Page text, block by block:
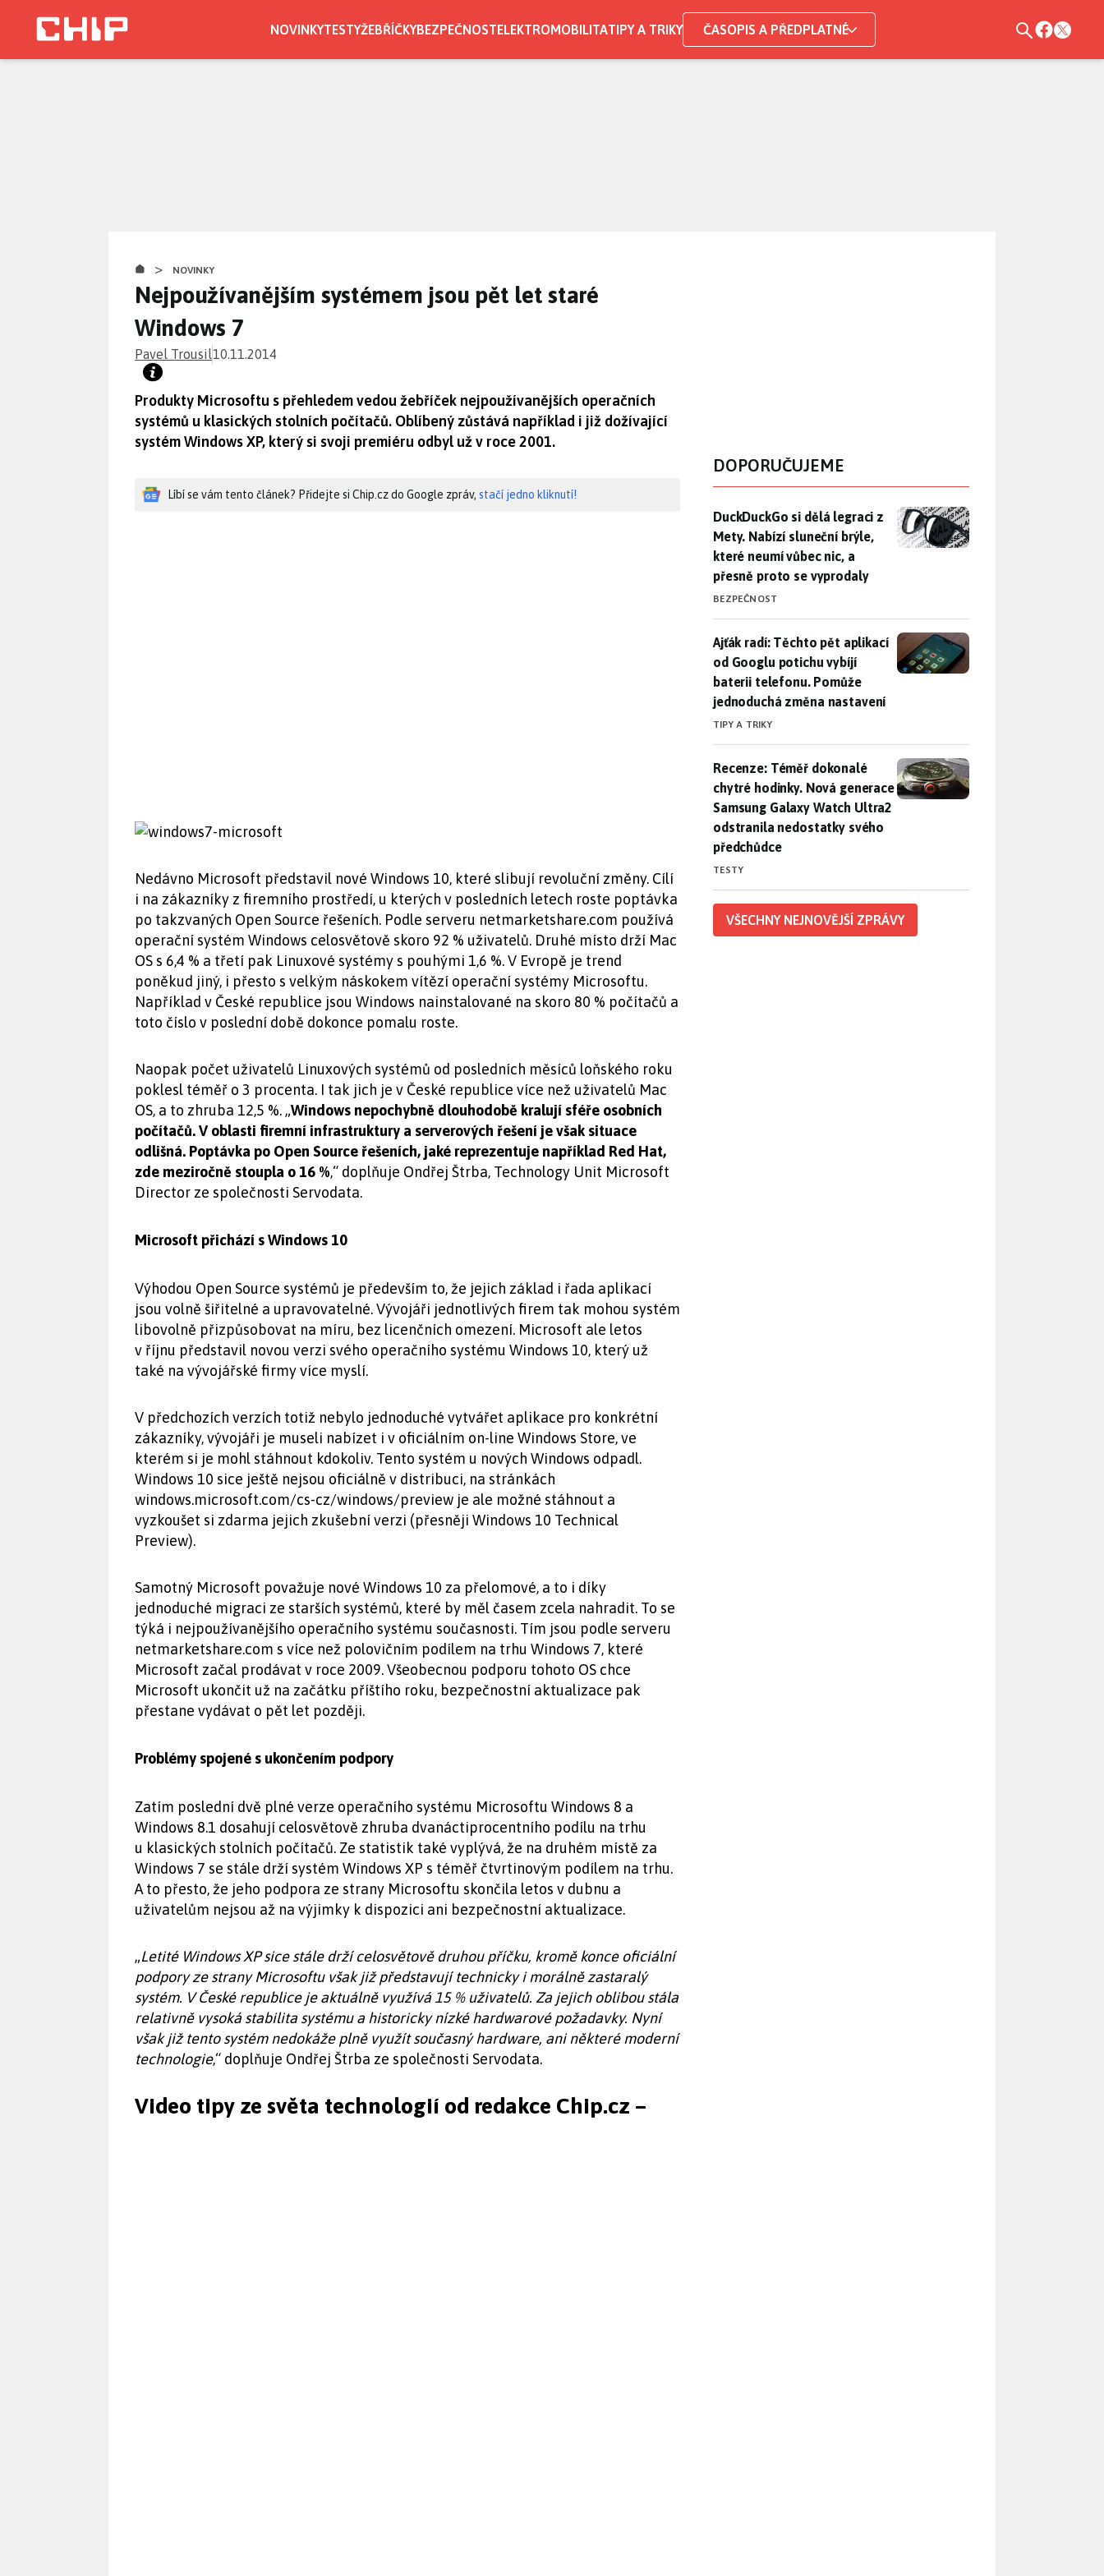
NOVINKYTESTYŽEBŘÍČKYBEZPEČNOSTELEKTROMOBILITATIPY A TRIKY ČASOPIS A PŘEDPLATNÉ
> NOVINKY
Nejpoužívanějším systémem jsou pět let staré
Windows 7
Pavel Trousil10.11.2014
Produkty Microsoftu s přehledem vedou žebříček nejpoužívanějších operačních
systémů u klasických stolních počítačů. Oblíbený zůstává například i již dožívající
systém Windows XP, který si svoji premiéru odbyl už v roce 2001.
Líbí se vám tento článek? Přidejte si Chip.cz do Google zpráv, stačí jedno kliknutí!
Nedávno Microsoft představil nové Windows 10, které slibují revoluční změny. Cílí
i na zákazníky z firemního prostředí, u kterých v posledních letech roste poptávka
po takzvaných Open Source řešeních. Podle serveru netmarketshare.com používá
operační systém Windows celosvětově skoro 92 % uživatelů. Druhé místo drží Mac
OS s 6,4 % a třetí pak Linuxové systémy s pouhými 1,6 %. V Evropě je trend
poněkud jiný, i přesto s velkým náskokem vítězí operační systémy Microsoftu.
Například v České republice jsou Windows nainstalované na skoro 80 % počítačů a
toto číslo v poslední době dokonce pomalu roste.
Naopak počet uživatelů Linuxových systémů od posledních měsíců loňského roku
poklesl téměř o 3 procenta. I tak jich je v České republice více než uživatelů Mac
OS, a to zhruba 12,5 %. „Windows nepochybně dlouhodobě kralují sféře osobních
počítačů. V oblasti firemní infrastruktury a serverových řešení je však situace
odlišná. Poptávka po Open Source řešeních, jaké reprezentuje například Red Hat,
zde meziročně stoupla o 16 %,“ doplňuje Ondřej Štrba, Technology Unit Microsoft
Director ze společnosti Servodata.
Microsoft přichází s Windows 10
Výhodou Open Source systémů je především to, že jejich základ i řada aplikací
jsou volně šiřitelné a upravovatelné. Vývojáři jednotlivých firem tak mohou systém
libovolně přizpůsobovat na míru, bez licenčních omezení. Microsoft ale letos
v říjnu představil novou verzi svého operačního systému Windows 10, který už
také na vývojářské firmy více myslí.
V předchozích verzích totiž nebylo jednoduché vytvářet aplikace pro konkrétní
zákazníky, vývojáři je museli nabízet i v oficiálním on-line Windows Store, ve
kterém si je mohl stáhnout kdokoliv. Tento systém u nových Windows odpadl.
Windows 10 sice ještě nejsou oficiálně v distribuci, na stránkách
windows.microsoft.com/cs-cz/windows/preview je ale možné stáhnout a
vyzkoušet si zdarma jejich zkušební verzi (přesněji Windows 10 Technical
Preview).
Samotný Microsoft považuje nové Windows 10 za přelomové, a to i díky
jednoduché migraci ze starších systémů, které by měl časem zcela nahradit. To se
týká i nejpoužívanějšího operačního systému současnosti. Tím jsou podle serveru
netmarketshare.com s více než polovičním podílem na trhu Windows 7, které
Microsoft začal prodávat v roce 2009. Všeobecnou podporu tohoto OS chce
Microsoft ukončit už na začátku příštího roku, bezpečnostní aktualizace pak
přestane vydávat o pět let později.
Problémy spojené s ukončením podpory
Zatím poslední dvě plné verze operačního systému Microsoftu Windows 8 a
Windows 8.1 dosahují celosvětově zhruba dvanáctiprocentního podílu na trhu
u klasických stolních počítačů. Ze statistik také vyplývá, že na druhém místě za
Windows 7 se stále drží systém Windows XP s téměř čtvrtinovým podílem na trhu.
A to přesto, že jeho podpora ze strany Microsoftu skončila letos v dubnu a
uživatelům nejsou až na výjimky k dispozici ani bezpečnostní aktualizace.
„Letité Windows XP sice stále drží celosvětově druhou příčku, kromě konce oficiální
podpory ze strany Microsoftu však již představují technicky i morálně zastaralý
systém. V České republice je aktuálně využívá 15 % uživatelů. Za jejich oblibou stála
relativně vysoká stabilita systému a historicky nízké hardwarové požadavky. Nyní
však již tento systém nedokáže plně využít současný hardware, ani některé moderní
technologie,“ doplňuje Ondřej Štrba ze společnosti Servodata.
Video tipy ze světa technologií od redakce Chip.cz –
DOPORUČUJEME
DuckDuckGo si dělá legraci z Mety. Nabízí sluneční brýle, které
DuckDuckGo si dělá legraci z
Mety. Nabízí sluneční brýle,
které neumí vůbec nic, a
přesně proto se vyprodaly
BEZPEČNOST
Ajťák radí: Těchto pět aplikací od Googlu potichu vybíjí baterii
Ajťák radí: Těchto pět aplikací
od Googlu potichu vybíjí
baterii telefonu. Pomůže
jednoduchá změna nastavení
TIPY A TRIKY
Recenze: Téměř dokonalé chytré hodinky. Nová generace
Recenze: Téměř dokonalé
chytré hodinky. Nová generace
Samsung Galaxy Watch Ultra2
odstranila nedostatky svého
předchůdce
TESTY
VŠECHNY NEJNOVĚJŠÍ ZPRÁVY